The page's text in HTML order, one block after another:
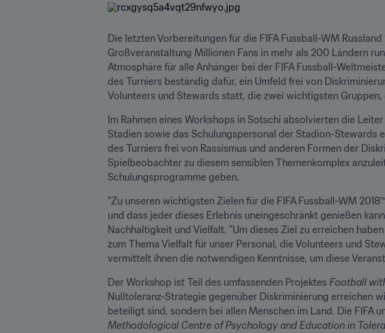
Die letzten Vorbereitungen für die FIFA Fussball-WM
Großveranstaltung Millionen Fans in mehr als 200 Ländern
Atmosphäre für alle Anhänger bei der FIFA Fussball-
des Turniers beständig dafür, ein Umfeld frei von
Volunteers und Stewards statt, die zwei wichtigsten
Im Rahmen eines Workshops in Sotschi absolvierten die
Stadien sowie das Schulungspersonal der Stadion-Stewards
des Turniers frei von Rassismus und anderen Formen der
Spielbeobachter zu diesem sensiblen Themenkomplex
Schulungsprogramme geben.
"Zu unseren wichtigsten Zielen für die FIFA Fussball-WM
und dass jeder dieses Erlebnis uneingeschränkt genießen
Nachhaltigkeit und Vielfalt. "Um dieses Ziel zu erreichen
zum Thema Vielfalt für unser Personal, die Volunteers und
vermittelt ihnen die notwendigen Kenntnisse, um diese
Der Workshop ist Teil des umfassenden Projektes Football
Nulltoleranz-Strategie gegenüber Diskriminierung erreichen
beteiligt sind, sondern bei allen Menschen im Land. Die FIFA
Methodological Centre of Psychology and Education in